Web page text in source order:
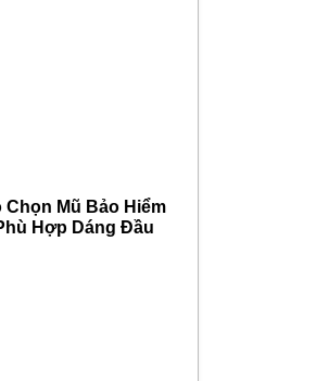
Chọn Mũ Bảo Hiểm
Hợp Dáng Đầu